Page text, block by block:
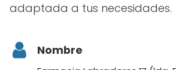
adaptada a tus necesidades.
Nombre